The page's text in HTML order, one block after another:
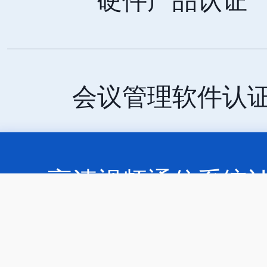
会议管理软件认
高清视频通信系统